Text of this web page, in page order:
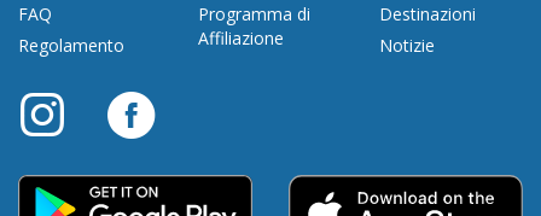
FAQ
Regolamento
Programma di
Affiliazione
Destinazioni
Notizie